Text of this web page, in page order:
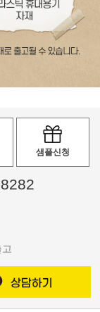
샘플신청